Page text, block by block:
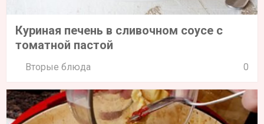
Куриная печень в сливочном соусе с
томатной пастой
Вторые блюда 0